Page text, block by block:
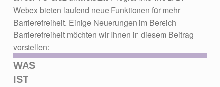
Webex bieten laufend neue Funktionen für mehr
Barrierefreiheit. Einige Neuerungen im Bereich
Barrierefreiheit möchten wir Ihnen in diesem Beitrag
vorstellen:
WAS
IST